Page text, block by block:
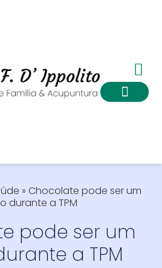
» Chocolate pode ser um
durante a TPM
pode ser um
a TPM